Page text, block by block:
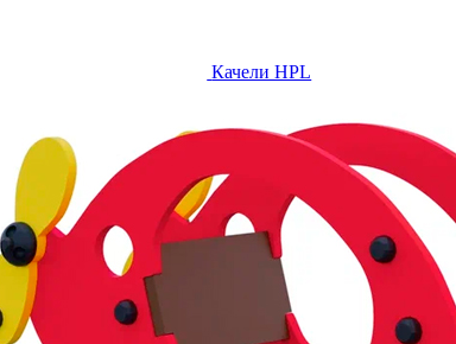
Качели HPL